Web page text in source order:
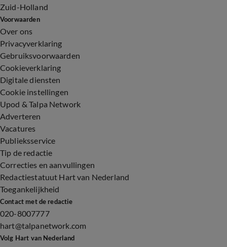
Zuid-Holland
Voorwaarden
Over ons
Privacyverklaring
Gebruiksvoorwaarden
Cookieverklaring
Digitale diensten
Cookie instellingen
Upod & Talpa Network
Adverteren
Vacatures
Publieksservice
Tip de redactie
Correcties en aanvullingen
Redactiestatuut Hart van Nederland
Toegankelijkheid
Contact met de redactie
020-8007777
hart@talpanetwork.com
Volg Hart van Nederland